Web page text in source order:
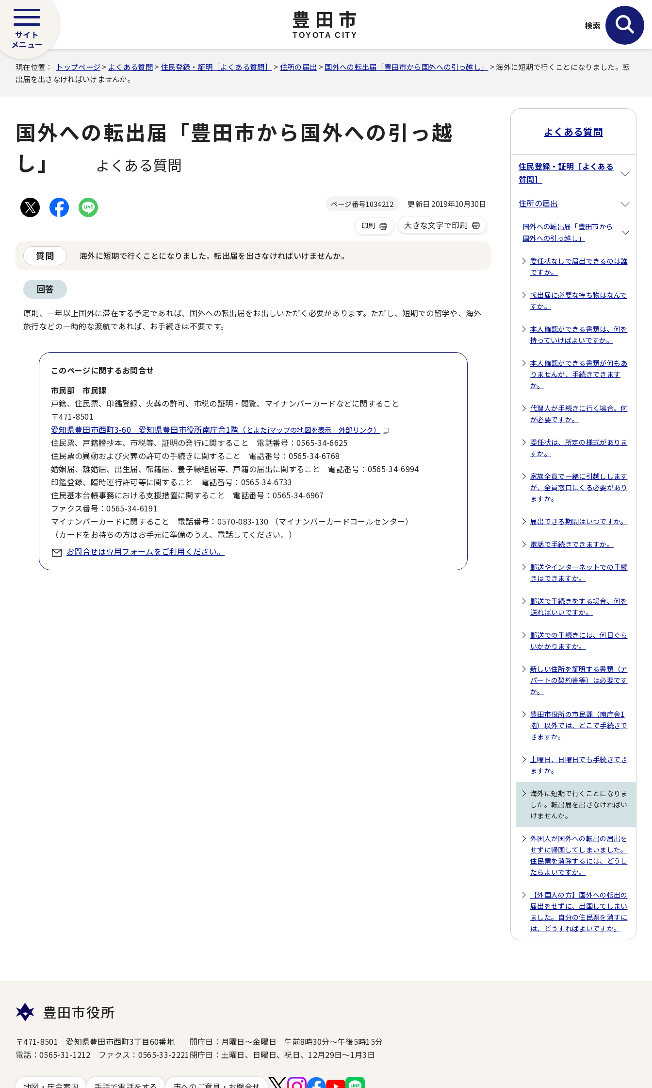
豊田市
TOYOTA CITY
サイト
メニュー
検索
現在位置： トップページ > よくある質問>住民登録・証明［よくある質問］ >住所の届出 >国外への転出届「豊田市から国外への引っ越し」
> 海外に短期で行くことになりました。転
出届を出さなければいけませんか。
国外への転出届「豊田市から国外への引っ越
し」
よくある質問
ページ番号1034212 更新日 2019年10月30日
印刷 大きな文字で印刷
質問 海外に短期で行くことになりました。転出届を出さなければいけませんか。
回答
原則、一年以上国外に滞在する予定であれば、国外への転出届をお出しいただく必要があります。ただし、短期での留学や、海外
旅行などの一時的な渡航であれば、お手続きは不要です。
このページに関するお問合せ
市民部 市民課
戸籍、住民票、印鑑登録、火葬の許可、市税の証明・閲覧、マイナンバーカードなどに関すること
〒471-8501
愛知県豊田市西町3-60 愛知県豊田市役所南庁舎1階（ とよたiマップの地図を表示 外部リンク）
住民票、戸籍謄抄本、市税等、証明の発行に関すること 電話番号：0565-34-6625
住民票の異動および火葬の許可の手続きに関すること 電話番号：0565-34-6768
婚姻届、離婚届、出生届、転籍届、養子縁組届等、戸籍の届出に関すること 電話番号：0565-34-6994
印鑑登録、臨時運行許可等に関すること 電話番号：0565-34-6733
住民基本台帳事務における支援措置に関すること 電話番号：0565-34-6967
ファクス番号：0565-34-6191
マイナンバーカードに関すること 電話番号：0570-083-130 （マイナンバーカードコールセンター）
（カードをお持ちの方はお手元に準備のうえ、電話してください。）
お問合せは専用フォームをご利用ください。
よくある質問
住民登録・証明［よくある
質問］
住所の届出
国外への転出届「豊田市から
国外への引っ越し」
委任状なしで届出できるのは誰
ですか。
転出届に必要な持ち物はなんで
すか。
本人確認ができる書類は、何を
持っていけばよいですか。
本人確認ができる書類が何もあ
りませんが、手続きできます
か。
代理人が手続きに行く場合、何
が必要ですか。
委任状は、所定の様式がありま
すか。
家族全員で一緒に引越しします
が、全員窓口にくる必要があり
ますか。
届出できる期間はいつですか。
電話で手続きできますか。
郵送やインターネットでの手続
きはできますか。
郵送で手続きをする場合、何を
送ればいいですか。
郵送での手続きには、何日ぐら
いかかりますか。
新しい住所を証明する書類（ア
パートの契約書等）は必要です
か。
豊田市役所の市民課（南庁舎1
階）以外では、どこで手続きで
きますか。
土曜日、日曜日でも手続きでき
ますか。
海外に短期で行くことになりま
した。転出届を出さなければい
けませんか。
外国人が国外への転出の届出を
せずに帰国してしまいました。
住民票を消除するには、どうし
たらよいですか。
【外国人の方】国外への転出の
届出をせずに、出国してしまい
ました。自分の住民票を消すに
は、どうすればよいですか。
豊田市役所
〒471-8501 愛知県豊田市西町3丁目60番地
電話：0565-31-1212 ファクス：0565-33-2221
開庁日：月曜日～金曜日 午前8時30分～午後5時15分
閉庁日：土曜日、日曜日、祝日、12月29日～1月3日